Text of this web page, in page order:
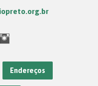
Endereços